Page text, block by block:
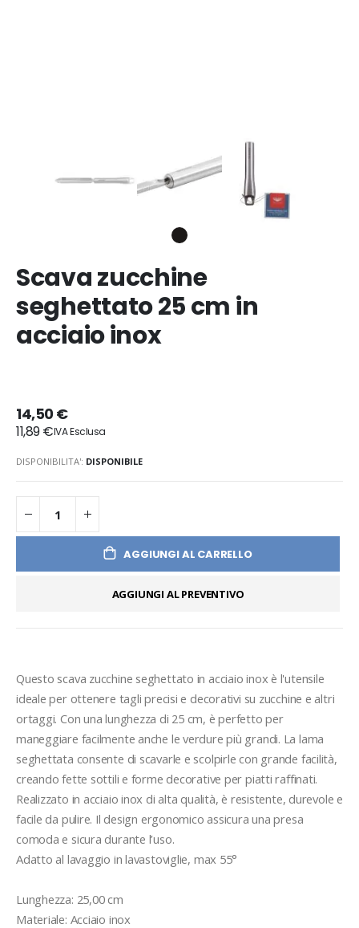
Scava zucchine
seghettato 25 cm in
acciaio inox
14,50 €
11,89 €
DISPONIBILITA': DISPONIBILE
AGGIUNGI AL CARRELLO
AGGIUNGI AL PREVENTIVO
Questo scava zucchine seghettato in acciaio inox è l'utensile
ideale per ottenere tagli precisi e decorativi su zucchine e altri
ortaggi. Con una lunghezza di 25 cm, è perfetto per
maneggiare facilmente anche le verdure più grandi. La lama
seghettata consente di scavarle e scolpirle con grande facilità,
creando fette sottili e forme decorative per piatti raffinati.
Realizzato in acciaio inox di alta qualità, è resistente, durevole e
facile da pulire. Il design ergonomico assicura una presa
comoda e sicura durante l’uso.
Adatto al lavaggio in lavastoviglie, max 55°
Lunghezza: 25,00 cm
Materiale: Acciaio inox